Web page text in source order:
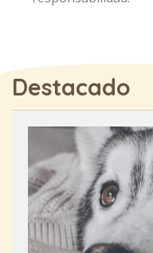
Destacado